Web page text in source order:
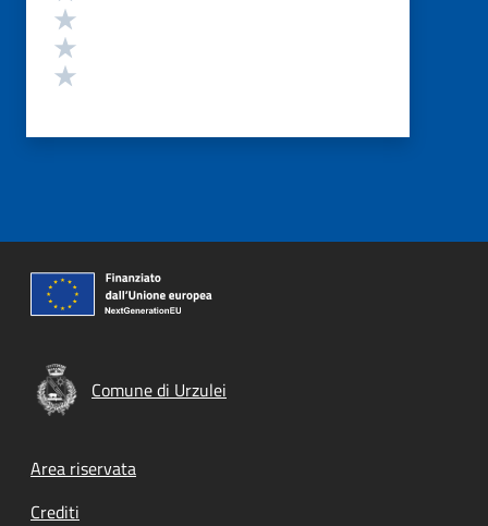
Comune di Urzulei
Footer menu
Area riservata
Crediti